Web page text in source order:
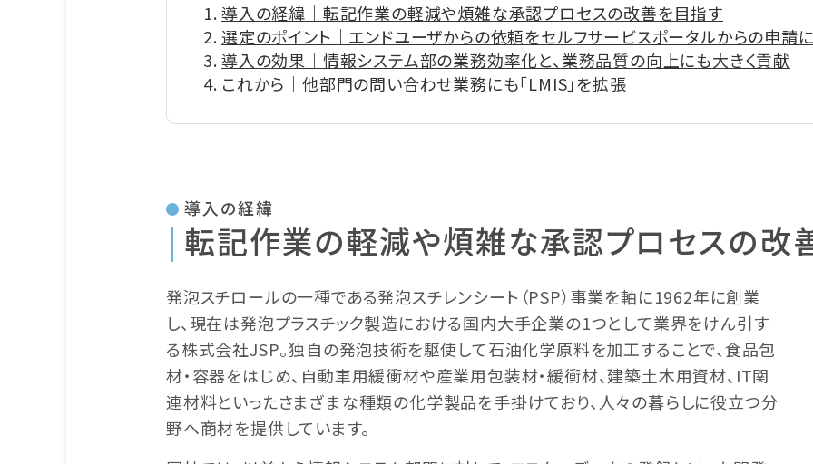
導入の経緯｜転記作業の軽減や煩雑な承認プロセスの改善を目指す
選定のポイント｜エンドユーザからの依頼をセルフサービスポータルからの申請
導入の効果｜情報システム部の業務効率化と、業務品質の向上にも大きく貢献
これから｜他部門の問い合わせ業務にも「LMIS」を拡張
導入の経緯
転記作業の軽減や煩雑な承認プロセスの改
発泡スチロールの一種である発泡スチレンシート（PSP）事業を軸に1962年に創業
し、現在は発泡プラスチック製造における国内大手企業の1つとして業界をけん引す
る株式会社JSP。独自の発泡技術を駆使して石油化学原料を加工することで、食品包
材・容器をはじめ、自動車用緩衝材や産業用包装材・緩衝材、建築土木用資材、IT関
連材料といったさまざまな種類の化学製品を手掛けており、人々の暮らしに役立つ分
野へ商材を提供しています。